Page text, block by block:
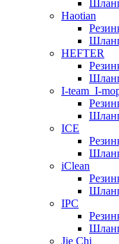
Haotian
HEFTER
I-team_I-
ICE
iClean
IPC
Jie Chi